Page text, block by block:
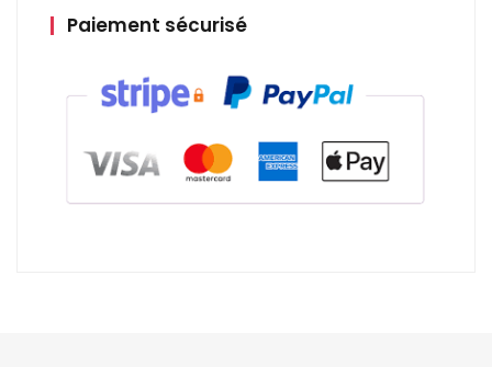
Paiement sécurisé